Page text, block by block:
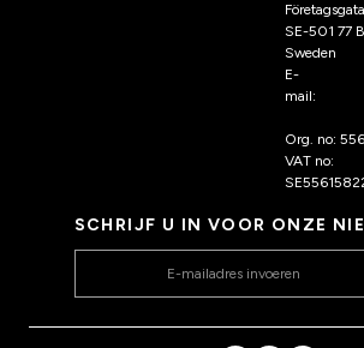
SE-501 77
Sweden
E-
mail:
Org. no:
VAT no:
SCHRIJF U IN VOOR ONZE